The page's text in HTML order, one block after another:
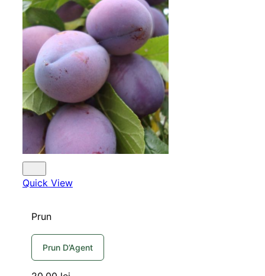
Quick View
Prun
Prun D’Agent